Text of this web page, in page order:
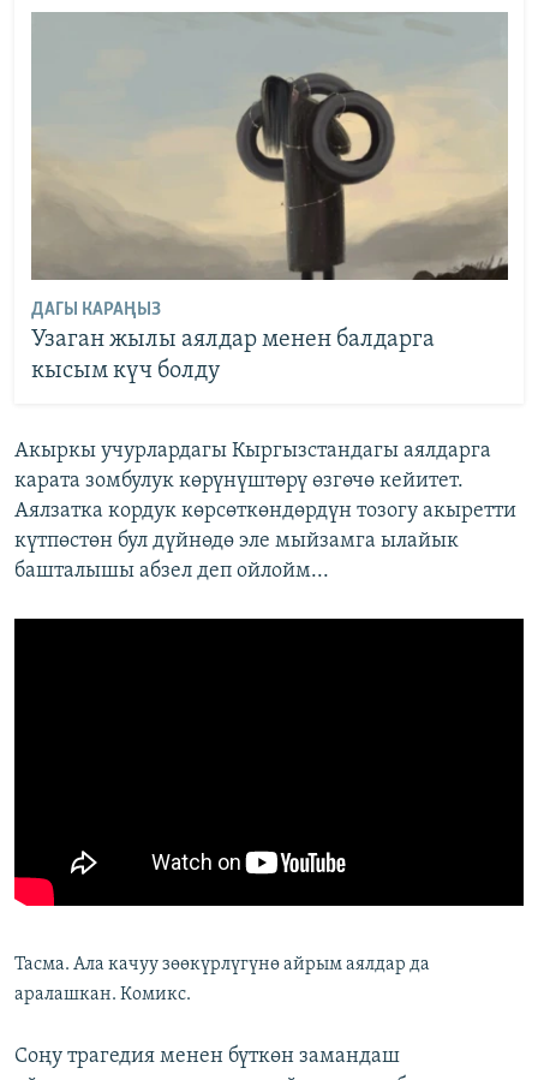
ДАГЫ КАРАҢЫЗ
Узаган жылы аялдар менен балдарга
кысым күч болду
Акыркы учурлардагы Кыргызстандагы аялдарга
карата зомбулук көрүнүштөрү өзгөчө кейитет.
Аялзатка кордук көрсөткөндөрдүн тозогу акыретти
күтпөстөн бул дүйнөдө эле мыйзамга ылайык
башталышы абзел деп ойлойм...
Тасма. Ала качуу зөөкүрлүгүнө айрым аялдар да
аралашкан. Комикс.
Соңу трагедия менен бүткөн замандаш